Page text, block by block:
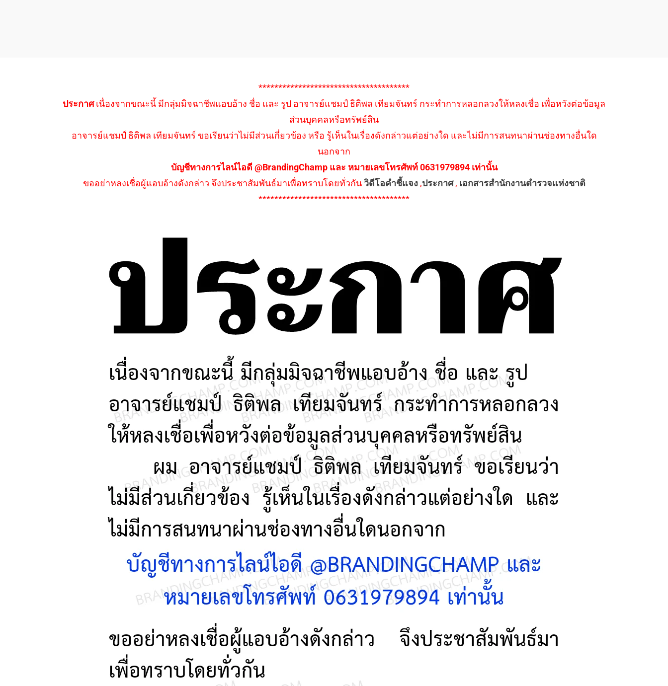
**************************************
ประกาศเนื่องจากขณะนี้ มีกลุ่มมิจฉาชีพแอบอ้าง ชื่อ และ รูป อาจารย์แชมป์ ธิติพล เทียมจันทร์ กระทำการหลอกลวงให้หลงเชื่อ เพื่อหวังต่อข้อมูล
ส่วนบุคคลหรือทรัพย์สิน
อาจารย์แชมป์ ธิติพล เทียมจันทร์ ขอเรียนว่าไม่มีส่วนเกี่ยวข้อง หรือ รู้เห็นในเรื่องดังกล่าวแต่อย่างใด และไม่มีการสนทนาผ่านช่องทางอื่นใด
นอกจาก
บัญชีทางการไลน์ไอดี @BrandingChamp และ หมายเลขโทรศัพท์ 0631979894 เท่านั้น
ขออย่าหลงเชื่อผู้แอบอ้างดังกล่าว จึงประชาสัมพันธ์มาเพื่อทราบโดยทั่วกันวิดีโอคำชี้แจง,ประกาศ, เอกสารสำนักงานตำรวจแห่งชาติ
**************************************